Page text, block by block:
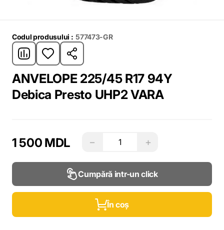
Codul produsului : 577473-GR
ANVELOPE 225/45 R17 94Y
Debica Presto UHP2 VARA
1 500 MDL − +
Cumpără intr-un click
În coș